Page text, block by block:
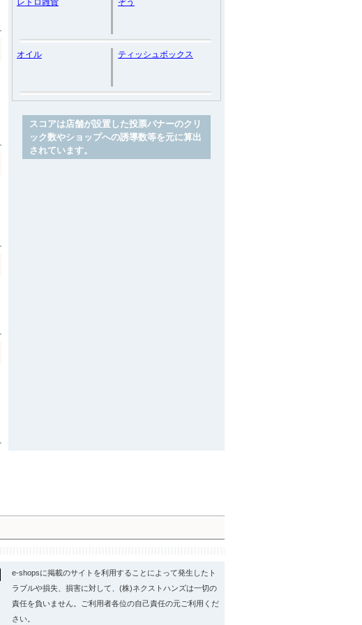
レトロ雑貨 ぞう
オイル ティッシュボックス
スコアは店舗が設置した投票バナーのクリ
ック数やショップへの誘導数等を元に算出
されています。
e-shopsに掲載のサイトを利用することによって発生したト
ラブルや損失、損害に対して、(株)ネクストハンズは一切の
責任を負いません。ご利用者各位の自己責任の元ご利用くだ
さい。